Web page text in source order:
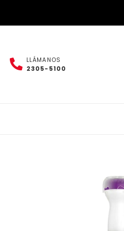
LLÁMANOS
2305-5100